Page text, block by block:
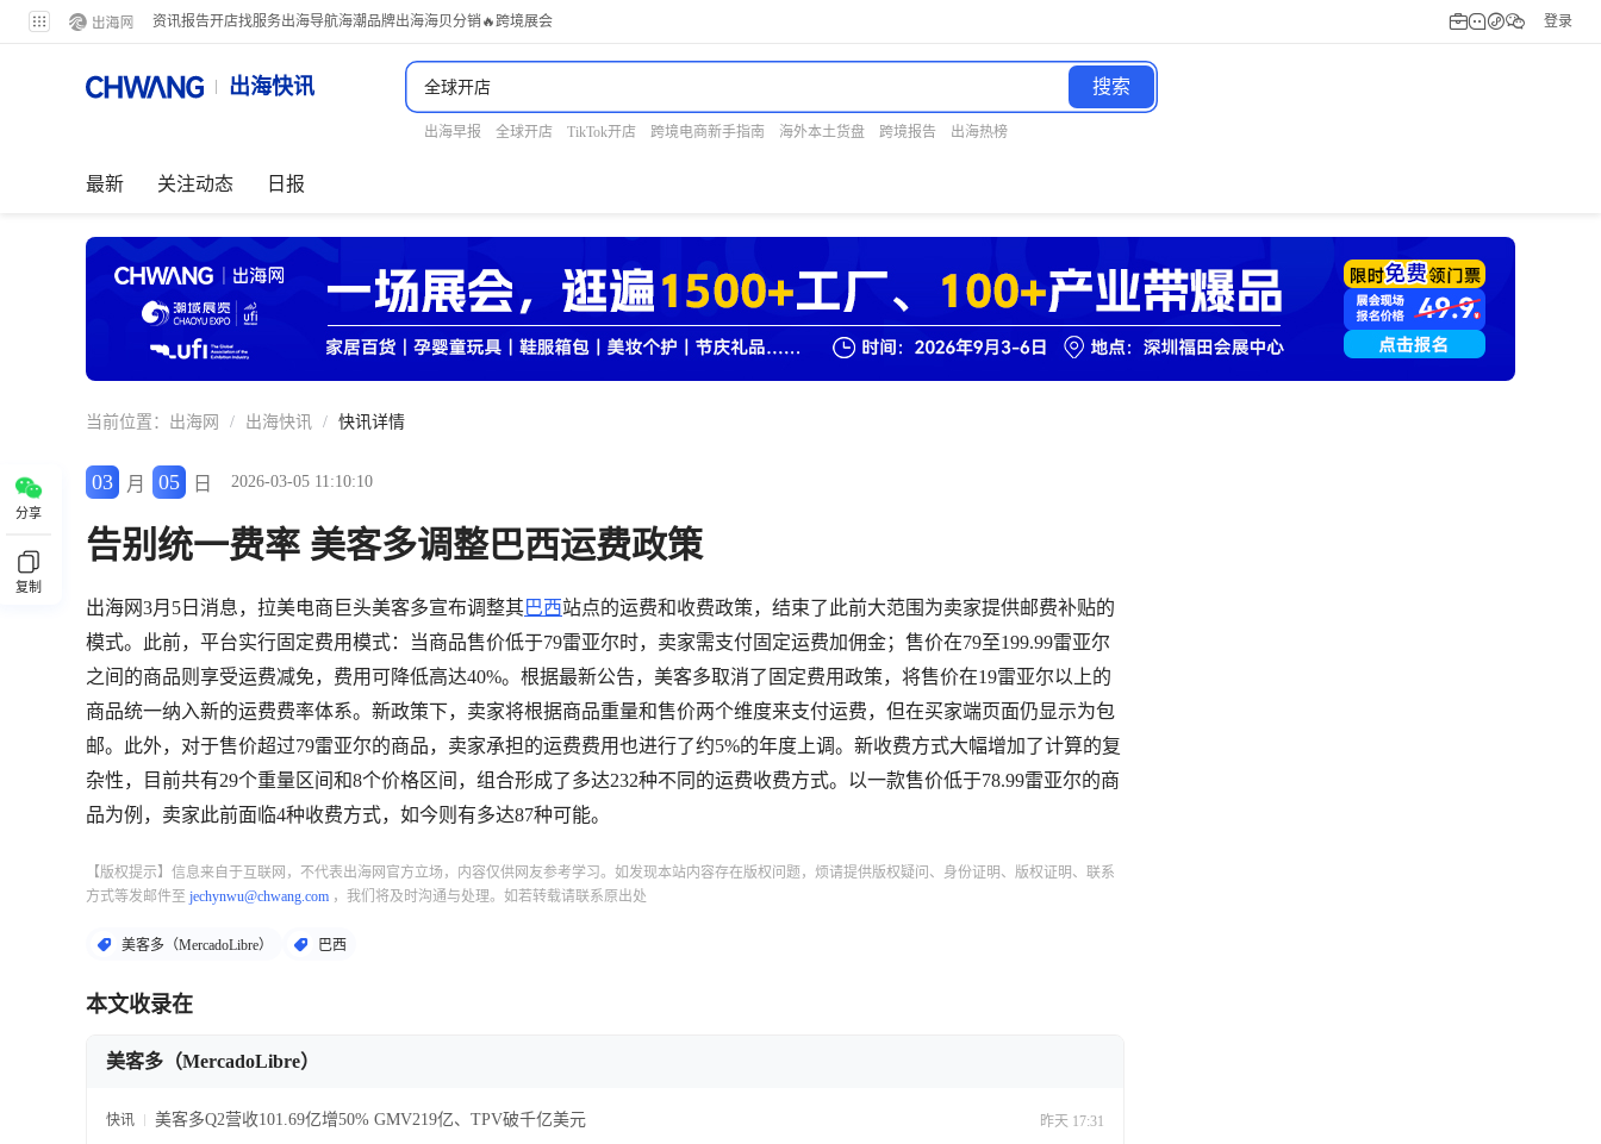
资讯报告开店找服务出海导航海潮品牌出海海贝分销 🔥跨境展会 登录
出海快讯 搜索
出海早报 全球开店 TikTok开店 跨境电商新手指南 海外本土货盘 跨境报告 出海热榜
最新 关注动态 日报
当前位置： 出海网 / 出海快讯 / 快讯详情
分享
复制
03 月 05 日 2026-03-05 11:10:10
告别统一费率 美客多调整巴西运费政策
出海网3月5日消息，拉美电商巨头美客多宣布调整其巴西站点的运费和收费政策，结束了此前大范围为卖家提供邮费补贴的
模式。此前，平台实行固定费用模式：当商品售价低于79雷亚尔时，卖家需支付固定运费加佣金；售价在79至199.99雷亚尔
之间的商品则享受运费减免，费用可降低高达40%。根据最新公告，美客多取消了固定费用政策，将售价在19雷亚尔以上的
商品统一纳入新的运费费率体系。新政策下，卖家将根据商品重量和售价两个维度来支付运费，但在买家端页面仍显示为包
邮。此外，对于售价超过79雷亚尔的商品，卖家承担的运费费用也进行了约5%的年度上调。新收费方式大幅增加了计算的复
杂性，目前共有29个重量区间和8个价格区间，组合形成了多达232种不同的运费收费方式。以一款售价低于78.99雷亚尔的商
品为例，卖家此前面临4种收费方式，如今则有多达87种可能。
【版权提示】信息来自于互联网，不代表出海网官方立场，内容仅供网友参考学习。如发现本站内容存在版权问题，烦请提供版权疑问、身份证明、版权证明、联系
方式等发邮件至 jechynwu@chwang.com ，我们将及时沟通与处理。如若转载请联系原出处
美客多（MercadoLibre） 巴西
本文收录在
美客多（MercadoLibre）
快讯 美客多Q2营收101.69亿增50% GMV219亿、TPV破千亿美元 昨天 17:31